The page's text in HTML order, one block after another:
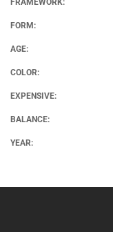
FORM:
AGE:
COLOR:
EXPENSIVE:
BALANCE:
YEAR: